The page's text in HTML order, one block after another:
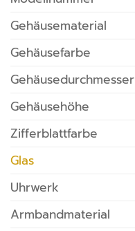
Gehäusematerial
Gehäusefarbe
Gehäusedurchmesser
Gehäusehöhe
Zifferblattfarbe
Glas
Uhrwerk
Armbandmaterial